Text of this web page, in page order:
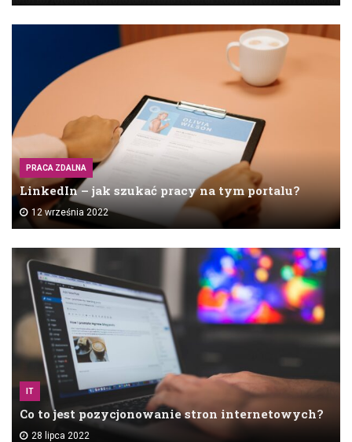
PRACA ZDALNA
LinkedIn – jak szukać pracy na tym portalu?
12 września 2022
IT
Co to jest pozycjonowanie stron internetowych?
28 lipca 2022